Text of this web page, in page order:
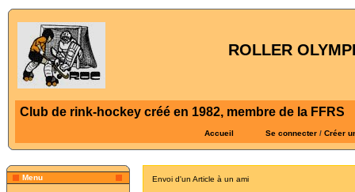
ROLLER
Club de rink-hockey créé en 1982, membre de la FFRS
Accueil Se connecter / Créer
Menu Envoi d'un Article à un ami